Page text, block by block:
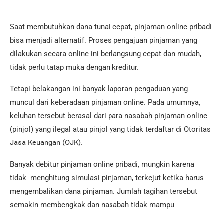
Saat membutuhkan dana tunai cepat, pinjaman online pribadi
bisa menjadi alternatif. Proses pengajuan pinjaman yang
dilakukan secara online ini berlangsung cepat dan mudah,
tidak perlu tatap muka dengan kreditur.
Tetapi belakangan ini banyak laporan pengaduan yang
muncul dari keberadaan pinjaman online. Pada umumnya,
keluhan tersebut berasal dari para nasabah pinjaman online
(pinjol) yang ilegal atau pinjol yang tidak terdaftar di Otoritas
Jasa Keuangan (OJK).
Banyak debitur pinjaman online pribadi, mungkin karena
tidak menghitung simulasi pinjaman, terkejut ketika harus
mengembalikan dana pinjaman. Jumlah tagihan tersebut
semakin membengkak dan nasabah tidak mampu